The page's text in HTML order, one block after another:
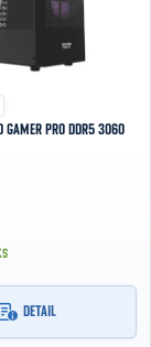
GAMER PRO DDR5 3060
DETAIL